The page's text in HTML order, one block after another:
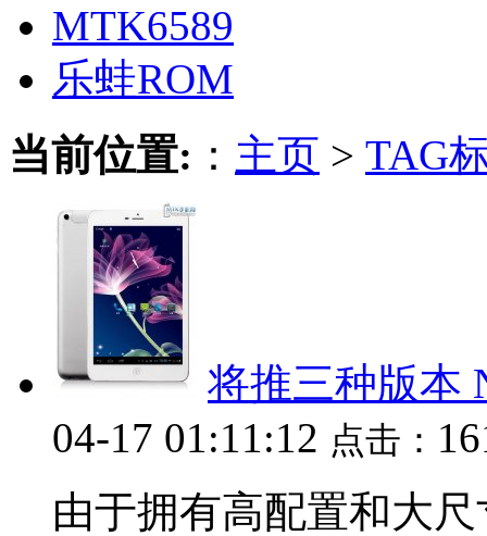
MTK6589
乐蛙ROM
当前位置: ： 主页 > TAG
将推三种版本
04-17 01:11:12 点击：
由于拥有高配置和大